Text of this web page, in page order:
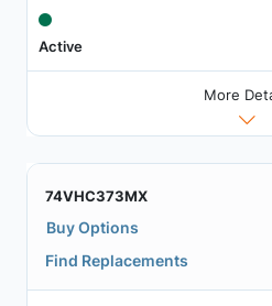
Active
More
74VHC373MX
Buy Options
Find Replacements